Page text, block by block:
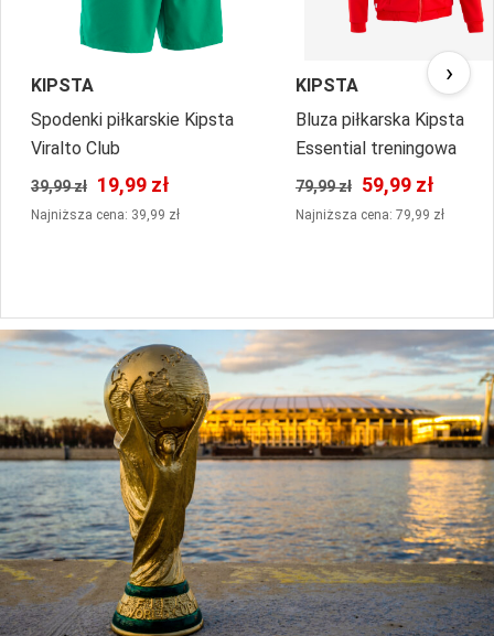
KIPSTA
Spodenki piłkarskie Kipsta
Viralto Club
39,99 zł 19,99 zł
Najniższa cena: 39,99 zł
KIPSTA
Bluza piłkarska Kipsta
Essential treningowa
79,99 zł 59,99 zł
Najniższa cena: 79,99 zł
›